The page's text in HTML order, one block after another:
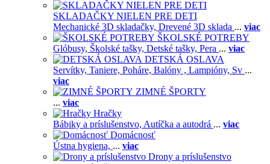
SKLADAČKY NIELEN PRE DETI
Mechanické 3D skladačky, Drevené 3D sklada ... viac
ŠKOLSKÉ POTREBY
Glóbusy, Školské tašky, Detské tašky, Pera ... viac
DETSKÁ OSLAVA
Servítky, Taniere, Poháre, Balóny , Lampióny, Sv ...
viac
ZIMNÉ ŠPORTY
... viac
Hračky
Bábiky a príslušenstvo, Autíčka a autodrá ... viac
Domácnosť
Ústna hygiena, ... viac
Drony a príslušenstvo